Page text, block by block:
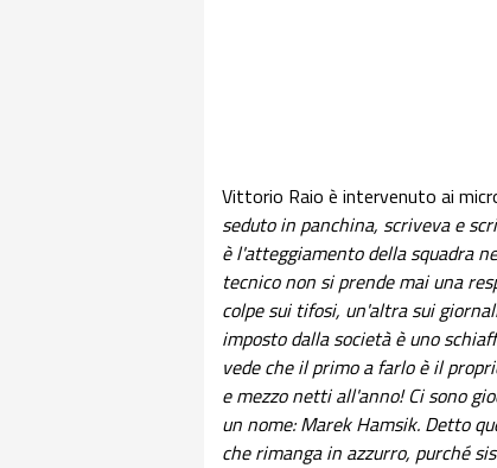
Vittorio Raio è intervenuto ai
seduto in panchina, scriveva e
è l'atteggiamento della squadra
tecnico non si prende mai una
colpe sui tifosi, un'altra sui
imposto dalla società è uno
vede che il primo a farlo è il
e mezzo netti all'anno! Ci sono
un nome: Marek Hamsik. Detto
che rimanga in azzurro, purché